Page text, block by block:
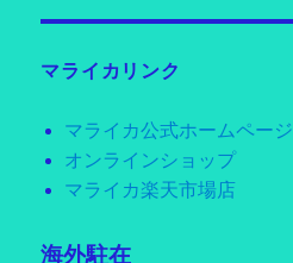
マライカリンク
マライカ公式ホームページ
オンラインショップ
マライカ楽天市場店
海外駐在